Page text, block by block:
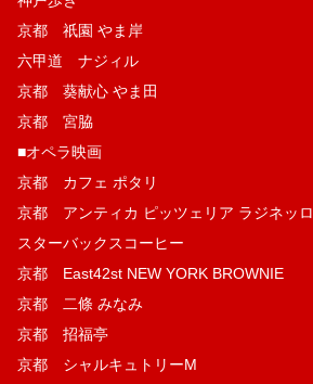
京都 祇園 やま岸
六甲道 ナジィル
京都 葵献心 やま田
京都 宮脇
■オペラ映画
京都 カフェ ポタリ
京都 アンティカ ピッツェリア ラジネッロ
スターバックスコーヒー
京都 East42st NEW YORK BROWNIE
京都 二條 みなみ
京都 招福亭
京都 シャルキュトリーM